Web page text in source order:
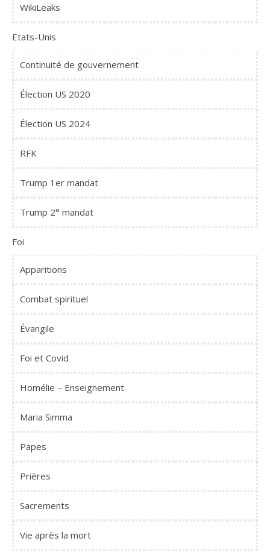
WikiLeaks
Etats-Unis
Continuité de gouvernement
Élection US 2020
Élection US 2024
RFK
Trump 1er mandat
Trump 2° mandat
Foi
Apparitions
Combat spirituel
Évangile
Foi et Covid
Homélie – Enseignement
Maria Simma
Papes
Prières
Sacrements
Vie après la mort